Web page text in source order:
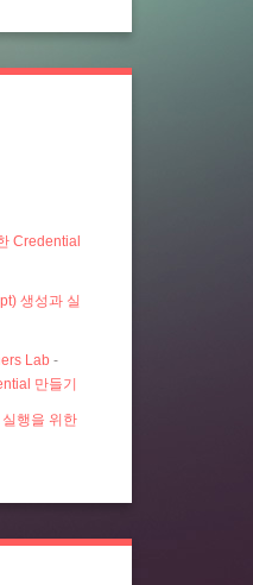
Credential
생성과 실
Lab -
만들기
행을 위한